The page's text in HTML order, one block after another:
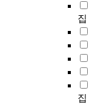
집
집